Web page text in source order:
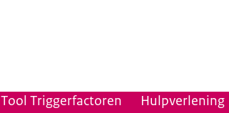
Tool Triggerfactoren Hulpverlening